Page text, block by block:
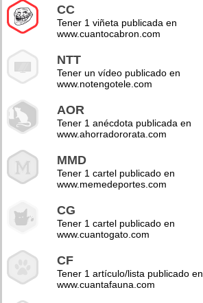
CC
Tener 1 viñeta publicada en
www.cuantocabron.com
NTT
Tener un vídeo publicado en
www.notengotele.com
AOR
Tener 1 anécdota publicada en
www.ahorradororata.com
MMD
Tener 1 cartel publicado en
www.memedeportes.com
CG
Tener 1 cartel publicado en
www.cuantogato.com
CF
Tener 1 artículo/lista publicado en
www.cuantafauna.com